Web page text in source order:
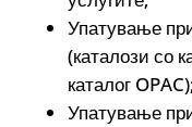
Упатување
(каталози со
каталог
Упатување